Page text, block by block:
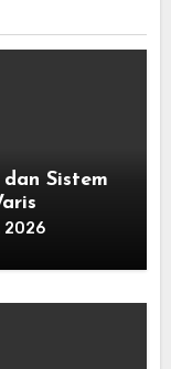
Sistem
2026